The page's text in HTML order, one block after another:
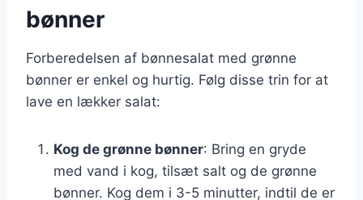
bønner
Forberedelsen af bønnesalat med grønne
bønner er enkel og hurtig. Følg disse trin for at
lave en lækker salat:
Kog de grønne bønner: Bring en gryde
med vand i kog, tilsæt salt og de grønne
bønner. Kog dem i 3-5 minutter, indtil de er